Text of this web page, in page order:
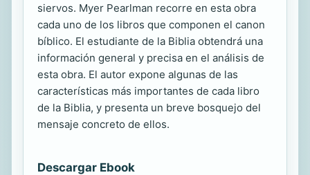
siervos. Myer Pearlman recorre en esta obra
cada uno de los libros que componen el canon
bíblico. El estudiante de la Biblia obtendrá una
información general y precisa en el análisis de
esta obra. El autor expone algunas de las
características más importantes de cada libro
de la Biblia, y presenta un breve bosquejo del
mensaje concreto de ellos.
Descargar Ebook